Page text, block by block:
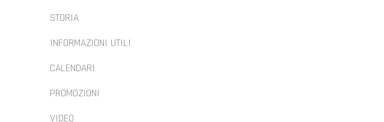
STORIA
INFORMAZIONI UTILI
CALENDARI
PROMOZIONI
VIDEO